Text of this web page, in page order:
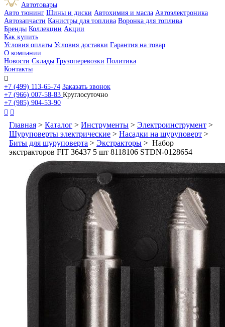
Автотовары
Авто тюнинг Шины и диски Автохимия и масла Автоэлектроника
Автозапчасти Канистры для топлива Воронка для топлива
Бренды Коллекции Акции
Как купить
Условия оплаты Условия доставки Гарантия на товар
О компании
Новости Склады Грузоперевозки Политика
Контакты

+7 (499) 113-65-74 Заказать звонок
+7 (966) 007-58-83 Круглосуточно
+7 (985) 904-53-90
 
Главная > Каталог > Инструменты > Электроинструмент >
Шуруповерты электрические > Насадки на шуруповерт >
Биты для шуруповерта > Экстракторы > Набор
экстракторов FIT 36437 5 шт 8118106 STDN-0128654